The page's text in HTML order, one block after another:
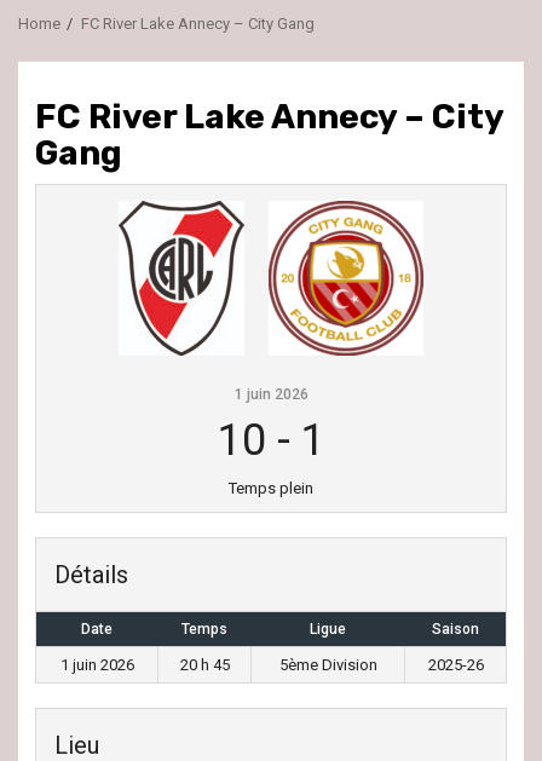
Home FC River Lake Annecy – City Gang
FC River Lake Annecy – City
Gang
1 juin 2026
10 - 1
Temps plein
Détails
Date Temps Ligue Saison
1 juin 2026 20 h 45 5ème Division 2025-26
Lieu